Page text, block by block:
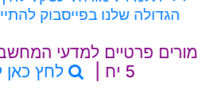
הגדולה שלנו בפייסבוק
מורים פרטיים למדעי
5 יח |
לחץ כאן